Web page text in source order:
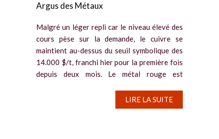
Argus des Métaux
Malgré un léger repli car le niveau élevé des
cours pèse sur la demande, le cuivre se
maintient au-dessus du seuil symbolique des
14.000 $/t, franchi hier pour la première fois
depuis deux mois. Le métal rouge est
LIRE LA SUITE